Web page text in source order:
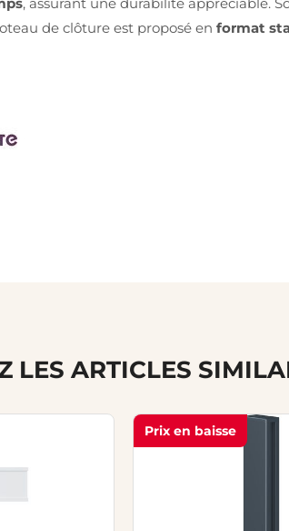
de clôture est proposé en format
LES ARTICLES
Prix en baisse